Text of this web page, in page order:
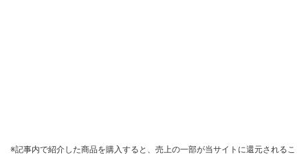
※記事内で紹介した商品を購入すると、売上の一部が当サイトに還元されるこ